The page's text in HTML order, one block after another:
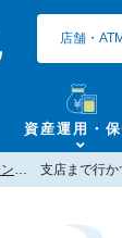
資産運用・
店舗・ATM
ローン全般